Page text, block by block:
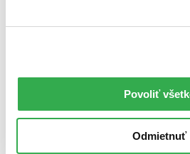
Povoliť
Odmietnuť
Martin Štrba